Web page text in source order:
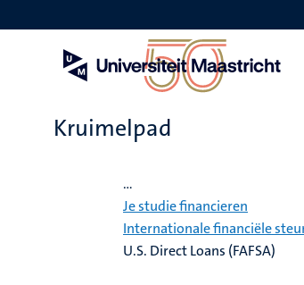
en
Kruimelpad
...
Je studie financieren
Internationale financiële
U.S. Direct Loans (FAFSA)